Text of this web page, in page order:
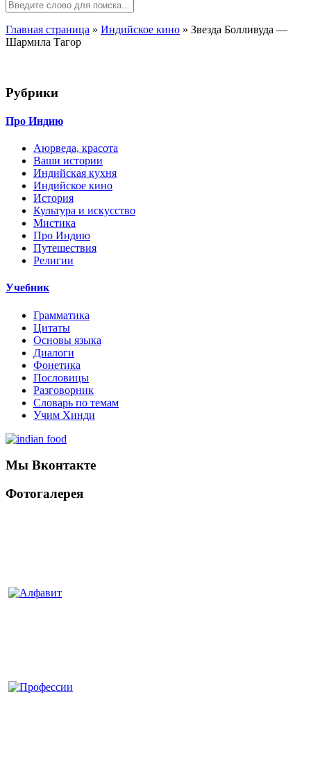
Главная страница » Индийское кино » Звезда Болливуда —
Шармила Тагор
Рубрики
Про Индию
Аюрведа, красота
Ваши истории
Индийская кухня
Индийское кино
История
Культура и искусство
Мистика
Про Индию
Путешествия
Религии
Учебник
Грамматика
Цитаты
Основы языка
Диалоги
Фонетика
Пословицы
Разговорник
Словарь по темам
Учим Хинди
Мы Вконтакте
Фотогалерея